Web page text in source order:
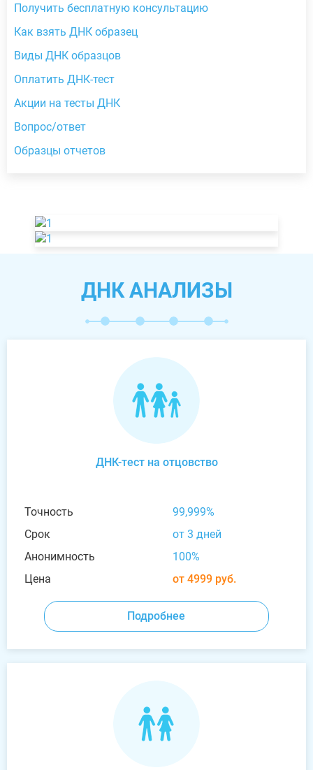
Получить бесплатную консультацию
Как взять ДНК образец
Виды ДНК образцов
Оплатить ДНК-тест
Акции на тесты ДНК
Вопрос/ответ
Образцы отчетов
ДНК АНАЛИЗЫ
ДНК-тест на отцовство
Точность
99,999%
Срок
от 3 дней
Анонимность
100%
Цена
от 4999 руб.
Подробнее